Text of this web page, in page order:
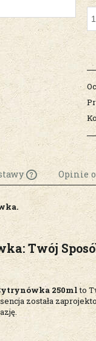
Cena nie
płatności
Opinie
Twój
250mlto
została